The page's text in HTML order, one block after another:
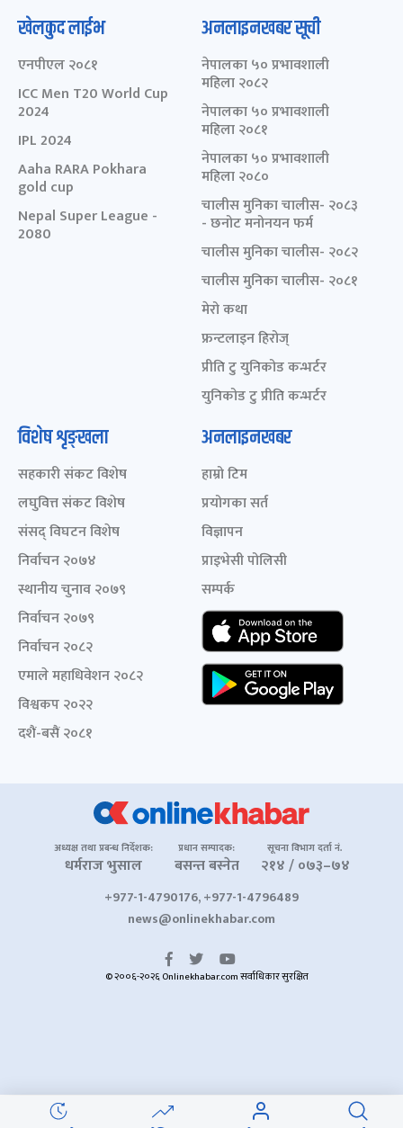
खेलकुद लाईभ
एनपीएल २०८१
ICC Men T20 World Cup
2024
IPL 2024
Aaha RARA Pokhara
gold cup
Nepal Super League -
2080
अनलाइनखबर सूची
नेपालका ५० प्रभावशाली
महिला २०८२
नेपालका ५० प्रभावशाली
महिला २०८१
नेपालका ५० प्रभावशाली
महिला २०८०
चालीस मुनिका चालीस- २०८३
- छनोट मनोनयन फर्म
चालीस मुनिका चालीस- २०८२
चालीस मुनिका चालीस- २०८१
मेरो कथा
फ्रन्टलाइन हिरोज्
प्रीति टु युनिकोड कन्भर्टर
युनिकोड टु प्रीति कन्भर्टर
विशेष शृङ्खला
सहकारी संकट विशेष
लघुवित्त संकट विशेष
संसद् विघटन विशेष
निर्वाचन २०७४
स्थानीय चुनाव २०७९
निर्वाचन २०७९
निर्वाचन २०८२
एमाले महाधिवेशन २०८२
विश्वकप २०२२
दशैं-बसैं २०८१
अनलाइनखबर
हाम्रो टिम
प्रयोगका सर्त
विज्ञापन
प्राइभेसी पोलिसी
सम्पर्क
अध्यक्ष तथा प्रबन्ध निर्देशक:
धर्मराज भुसाल
प्रधान सम्पादक:
बसन्त बस्नेत
सूचना विभाग दर्ता नं.
२१४ / ०७३–७४
+977-1-4790176, +977-1-4796489
news@onlinekhabar.com
© २००६-२०२६ Onlinekhabar.com सर्वाधिकार सुरक्षित